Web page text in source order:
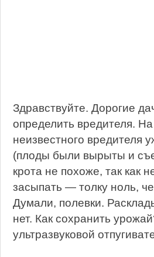
Здравствуйте. Дорогие
определить вредителя.
неизвестного вредителя
(плоды были вырыты и
крота не похоже, так как
засыпать — толку ноль,
Думали, полевки.
нет. Как сохранить
ультразвуковой